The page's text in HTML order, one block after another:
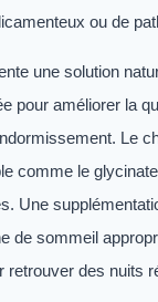
ou de
une solution
pour améliorer la
Le
comme le
Une
de sommeil
retrouver des nuits